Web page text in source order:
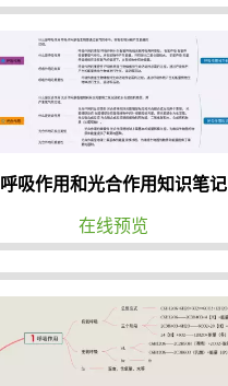
呼吸作用和光合作用知识笔记
在线预览